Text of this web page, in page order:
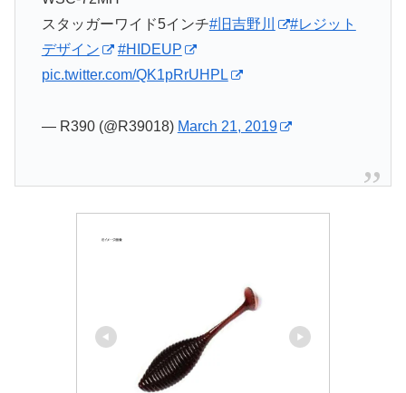
スタッガーワイド5インチ#旧吉野川
#レジット
デザイン
#HIDEUP
pic.twitter.com/QK1pRrUHPL
— R390 (@R39018) March 21, 2019